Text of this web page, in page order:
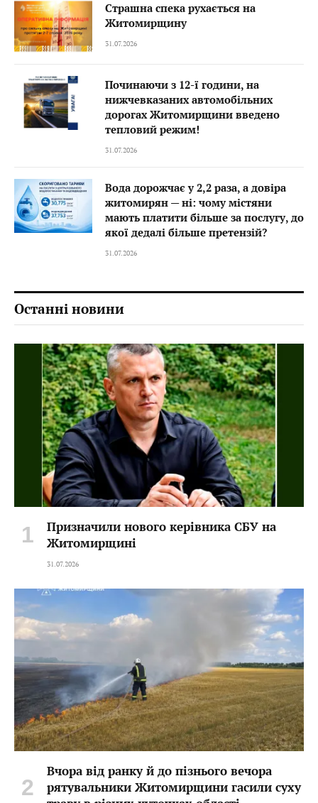
Страшна спека рухається на
Житомирщину
31.07.2026
Починаючи з 12-ї години, на
нижчевказаних автомобільних
дорогах Житомирщини введено
тепловий режим!
31.07.2026
Вода дорожчає у 2,2 раза, а довіра
житомирян — ні: чому містяни
мають платити більше за послугу, до
якої дедалі більше претензій?
31.07.2026
Останні новини
Призначили нового керівника СБУ на
Житомирщині
31.07.2026
Вчора від ранку й до пізнього вечора
рятувальники Житомирщини гасили суху